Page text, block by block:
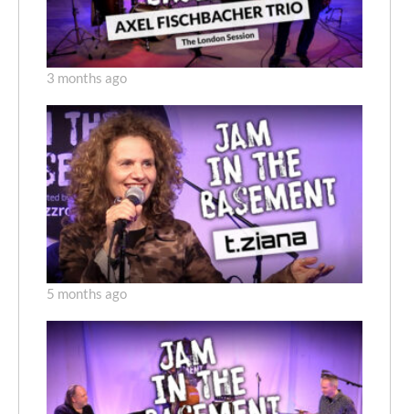
3 months ago
5 months ago